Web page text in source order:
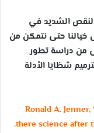
الشديد في
خيالنا حتى نتمكن من
من دراسة تطور
شظايا الأدلة
Ronald A.
there science after